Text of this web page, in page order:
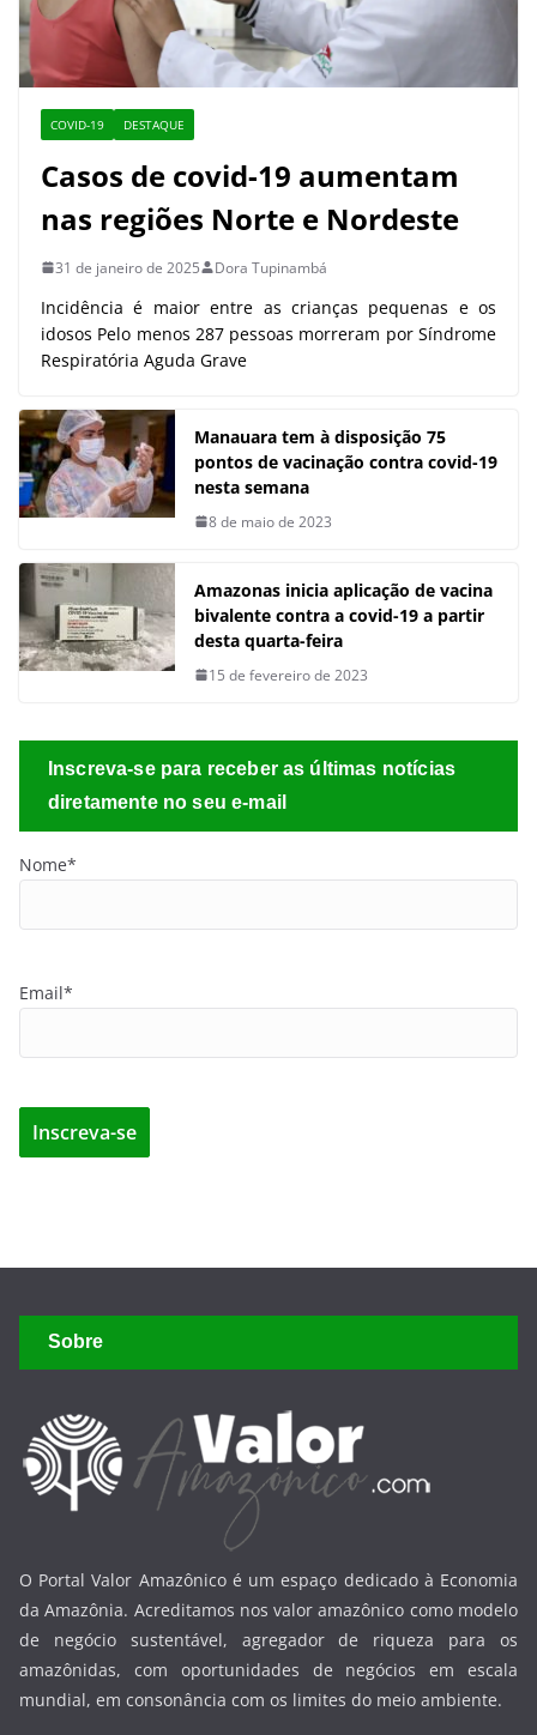
COVID-19 DESTAQUE
Casos de covid-19 aumentam
nas regiões Norte e Nordeste
31 de janeiro de 2025 Dora Tupinambá
Incidência é maior entre as crianças pequenas e os
idosos Pelo menos 287 pessoas morreram por Síndrome
Respiratória Aguda Grave
Manauara tem à disposição 75
pontos de vacinação contra covid-19
nesta semana
8 de maio de 2023
Amazonas inicia aplicação de vacina
bivalente contra a covid-19 a partir
desta quarta-feira
15 de fevereiro de 2023
Inscreva-se para receber as últimas notícias
diretamente no seu e-mail
Nome*
Email*
Sobre
O Portal Valor Amazônico é um espaço dedicado à Economia
da Amazônia. Acreditamos nos valor amazônico como modelo
de negócio sustentável, agregador de riqueza para os
amazônidas, com oportunidades de negócios em escala
mundial, em consonância com os limites do meio ambiente.